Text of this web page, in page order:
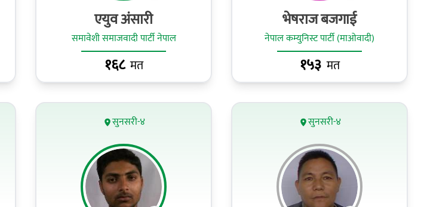
एयुव अंसारी
समावेशी समाजवादी पार्टी नेपाल
१६८मत
भेषराज बजगाई
नेपाल कम्युनिस्ट पार्टी (माओवादी)
१५३ मत
सुनसरी-४ सुनसरी-४